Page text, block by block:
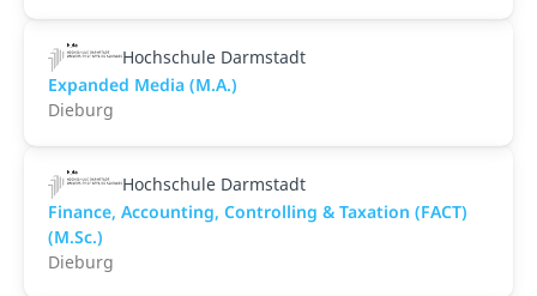
Hochschule Darmstadt
Expanded Media (M.A.)
Dieburg
Hochschule Darmstadt
Finance, Accounting, Controlling & Taxation (FACT)
(M.Sc.)
Dieburg